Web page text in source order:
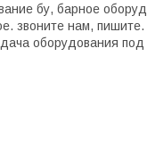
бу, барное
звоните нам,
оборудования